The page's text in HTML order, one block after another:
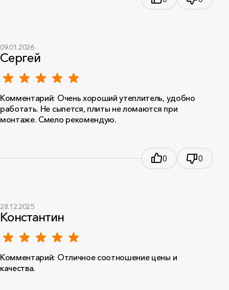
Сергей
09.01.2026
Комментарий: Очень хороший утеплитель, удобно
работать. Не сыпется, плиты не ломаются при
монтаже. Смело рекомендую.
0 0
Константин
28.12.2025
Комментарий: Отличное соотношение цены и
качества.